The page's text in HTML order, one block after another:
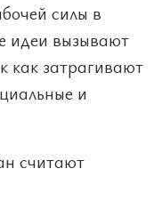
силы в
идеи вызывают
как затрагивают
и
считают